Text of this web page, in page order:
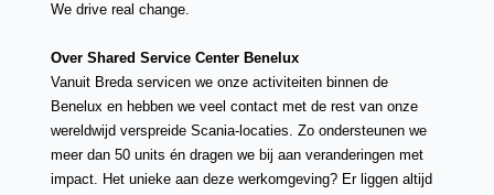
We drive real change.
Over Shared Service Center Benelux
Vanuit Breda servicen we onze activiteiten binnen de
Benelux en hebben we veel contact met de rest van onze
wereldwijd verspreide Scania-locaties. Zo ondersteunen we
meer dan 50 units én dragen we bij aan veranderingen met
impact. Het unieke aan deze werkomgeving? Er liggen altijd